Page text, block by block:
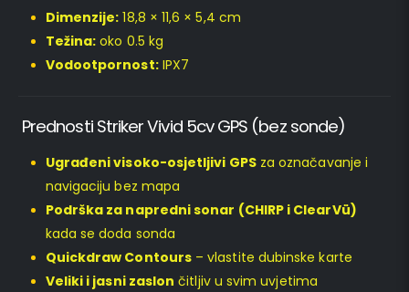
Dimenzije: 18,8 × 11,6 × 5,4 cm
Težina: oko 0.5 kg
Vodootpornost:IPX7
Prednosti Striker Vivid 5cv GPS (bez sonde)
Ugrađeni visoko-osjetljivi GPSza označavanje i
navigaciju bez mapa
Podrška za napredni sonar (CHIRP i ClearVü)
kada se doda sonda
Quickdraw Contours– vlastite dubinske karte
Veliki i jasni zaslon čitljiv u svim uvjetima